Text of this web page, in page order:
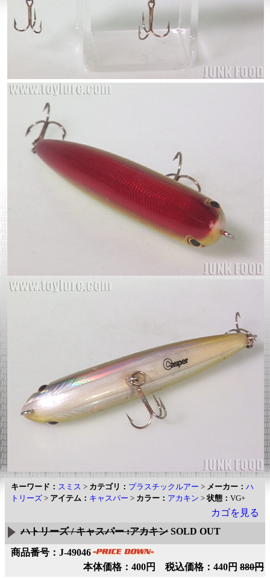
キーワード： スミス > カテゴリ： プラスチックルアー > メーカー： ハ
トリーズ > アイテム： キャスパー > カラー： アカキン >状態： VG+
カゴを見る
ハトリーズ / キャスパー :アカキン SOLD OUT
商品番号：J-49046
本体価格：400円 税込価格：440円 880円